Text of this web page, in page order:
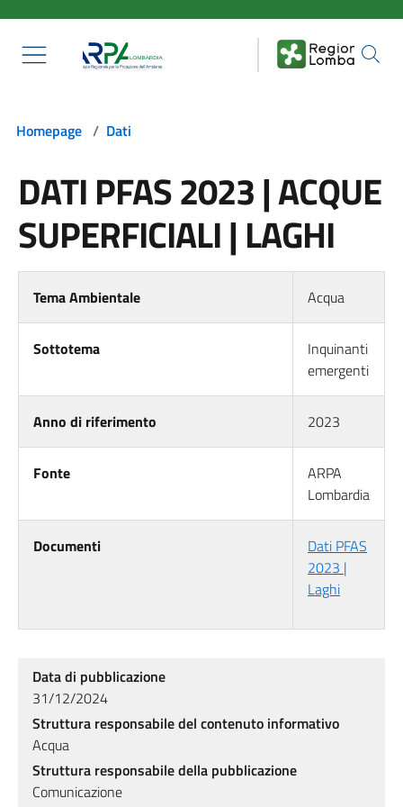
Homepage / Dati
DATI PFAS 2023 | ACQUE
SUPERFICIALI | LAGHI
Tema Ambientale Acqua
Sottotema
Inquinanti
emergenti
Anno di riferimento 2023
Fonte
ARPA
Lombardia
Documenti
Dati PFAS
2023 |
Laghi
Data di pubblicazione
31/12/2024
Struttura responsabile del contenuto informativo
Acqua
Struttura responsabile della pubblicazione
Comunicazione